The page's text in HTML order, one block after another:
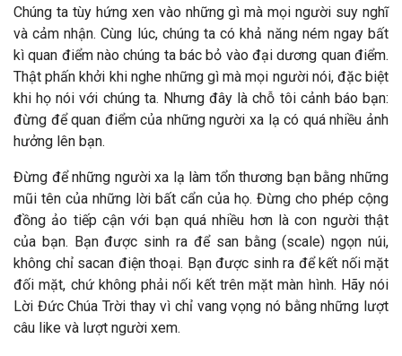
Chúng ta tùy hứng xen vào những gì mà mọi người suy nghĩ
và cảm nhận. Cùng lúc, chúng ta có khả năng ném ngay bất
kì quan điểm nào chúng ta bác bỏ vào đại dương quan điểm.
Thật phấn khởi khi nghe những gì mà mọi người nói, đặc biệt
khi họ nói với chúng ta. Nhưng đây là chỗ tôi cảnh báo bạn:
đừng để quan điểm của những người xa lạ có quá nhiều ảnh
hưởng lên bạn.
Đừng để những người xa lạ làm tổn thương bạn bằng những
mũi tên của những lời bất cẩn của họ. Đừng cho phép cộng
đồng ảo tiếp cận với bạn quá nhiều hơn là con người thật
của bạn. Bạn được sinh ra để san bằng (scale) ngọn núi,
không chỉ sacan điện thoại. Bạn được sinh ra để kết nối mặt
đối mặt, chứ không phải nối kết trên mặt màn hình. Hãy nói
Lời Đức Chúa Trời thay vì chỉ vang vọng nó bằng những lượt
câu like và lượt người xem.